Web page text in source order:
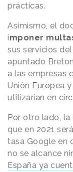
prácticas.
Asimismo, el
imponer
sus servicios
apuntado
a las empresas
Unión Europea
utilizarían en
Por otro lado,
que en 2021
tasa Google en
no se alcance
España ya